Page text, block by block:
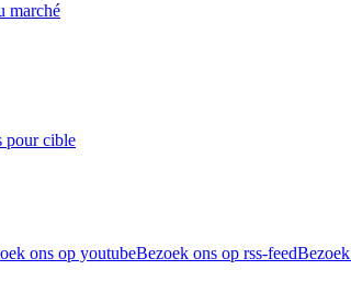
marché
pour cible
ons op youtubeBezoek ons op rss-feed